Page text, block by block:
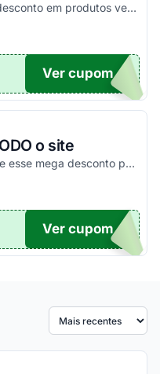
R$ 10 OFF extra com cupom de desconto em produtos vendidos e entregues por Americanas e parceiros, válido somente para clientes novos ou sem compras há mais de 12 meses. Limitado a...
10
Ver cupom
o site
Consulte as condições e aproveite esse mega desconto para compras acima de R$ 14,99 no site. Válido em produtos vendidos e entregues nesse link, limitado a 1.000 usos. Pegue seu cu...
10
Ver cupom
Ordenar por